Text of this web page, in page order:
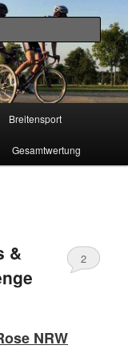
Breitensport
Gesamtwertung
&
2
NRW